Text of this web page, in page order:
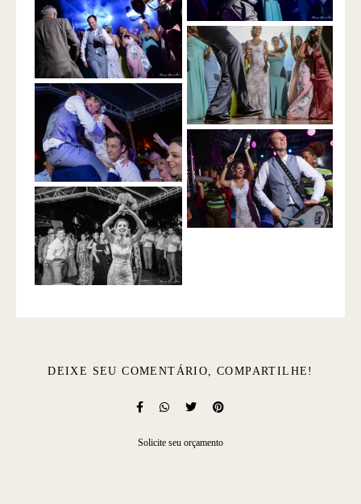
DEIXE SEU COMENTÁRIO, COMPARTILHE!
Solicite seu orçamento